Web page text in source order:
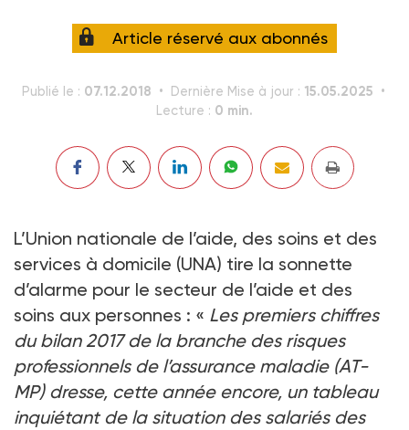
Article réservé aux abonnés
Publié le : 07.12.2018 Dernière Mise à jour : 15.05.2025
Lecture : 0 min.
L’Union nationale de l’aide, des soins et des
services à domicile (UNA) tire la sonnette
d’alarme pour le secteur de l’aide et des
soins aux personnes : « Les premiers chiffres
du bilan 2017 de la branche des risques
professionnels de l’assurance maladie (AT-
MP) dresse, cette année encore, un tableau
inquiétant de la situation des salariés des